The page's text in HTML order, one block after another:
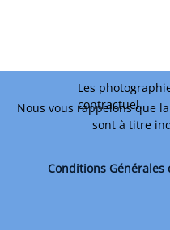
Les
contractuel.
Conditions Générales
Nous vous rappelons que
sont à titre